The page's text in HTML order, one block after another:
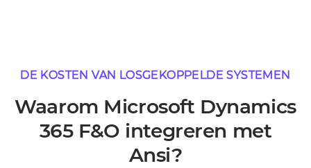
DE KOSTEN VAN LOSGEKOPPELDE SYSTEMEN
Waarom Microsoft Dynamics
365 F&O integreren met
Ansi?